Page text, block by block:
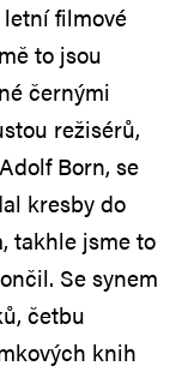
filmové
to jsou
černými
režisérů,
Born, se
kresby do
takhle jsme to
Se synem
četbu
knih